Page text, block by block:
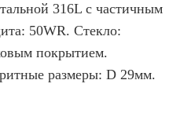
316L с частичным
50WR. Стекло:
покрытием.
размеры: D 29мм.